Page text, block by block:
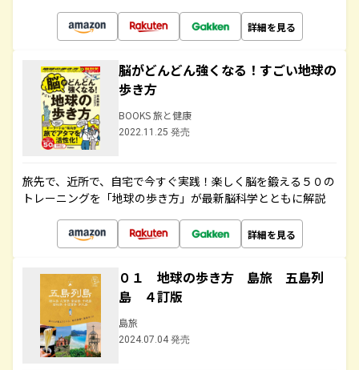
詳細を見る
脳がどんどん強くなる！すごい地球の
歩き方
BOOKS 旅と健康
2022.11.25 発売
旅先で、近所で、自宅で今すぐ実践！楽しく脳を鍛える５０の
トレーニングを「地球の歩き方」が最新脳科学とともに解説
詳細を見る
０１ 地球の歩き方 島旅 五島列
島 ４訂版
島旅
2024.07.04 発売